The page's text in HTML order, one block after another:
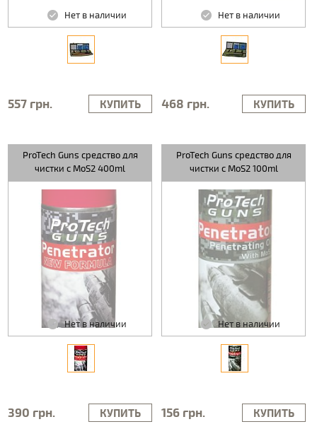
Нет в наличии
557 грн. КУПИТЬ
Нет в наличии
468 грн. КУПИТЬ
ProTech Guns средство для
чистки с MoS2 400ml
Нет в наличии
390 грн. КУПИТЬ
ProTech Guns средство для
чистки с MoS2 100ml
Нет в наличии
156 грн. КУПИТЬ